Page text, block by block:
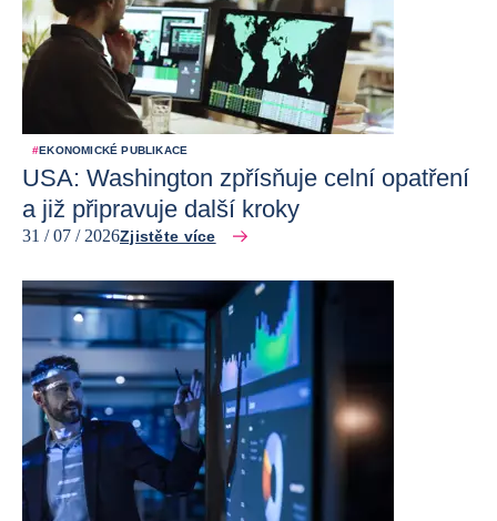
#EKONOMICKÉ PUBLIKACE
USA: Washington zpřísňuje celní opatření
a již připravuje další kroky
31 / 07 / 2026Zjistěte více